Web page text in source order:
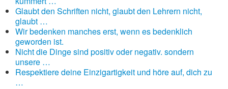
Glaubt den Schriften nicht, glaubt den Lehrern nicht,
glaubt …
Wir bedenken manches erst, wenn es bedenklich
geworden ist.
Nicht die Dinge sind positiv oder negativ. sondern
unsere …
Respektiere deine Einzigartigkeit und höre auf, dich zu
…